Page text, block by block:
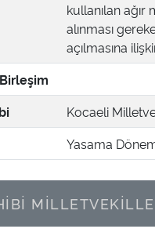
kullanılan ağır
alınması
açılmasına
Kocaeli
Yasama